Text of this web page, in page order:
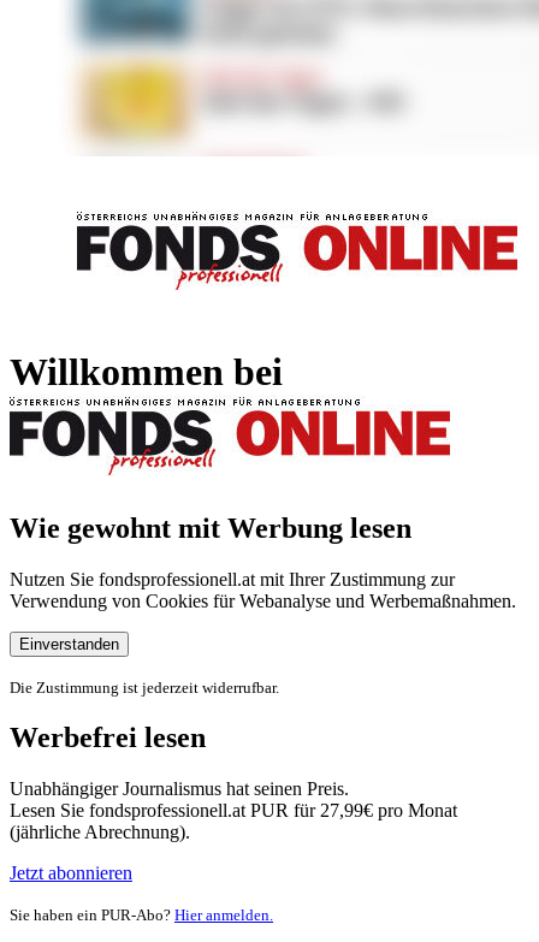
Willkommen bei
Wie gewohnt mit Werbung lesen
Nutzen Sie fondsprofessionell.at mit Ihrer Zustimmung zur
Verwendung von Cookies für Webanalyse und Werbemaßnahmen.
Einverstanden
Die Zustimmung ist jederzeit widerrufbar.
Werbefrei lesen
Unabhängiger Journalismus hat seinen Preis.
Lesen Sie fondsprofessionell.at PUR für 27,99€ pro Monat
(jährliche Abrechnung).
Jetzt abonnieren
Sie haben ein PUR-Abo? Hier anmelden.